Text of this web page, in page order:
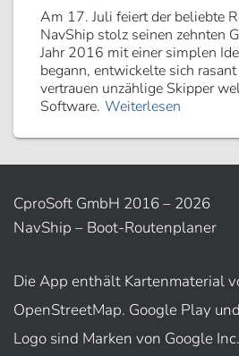
Am 17. Juli feiert der beliebte
NavShip stolz seinen zehnten
Jahr 2016 mit einer simplen
begann, entwickelte sich
vertrauen unzählige Skipper
Software. Weiterlesen
CproSoft GmbH 2016 – 2026
NavShip – Boot-Routenplaner
Die App enthält Kartenmaterial
OpenStreetMap. Google Play
Logo sind Marken von Google